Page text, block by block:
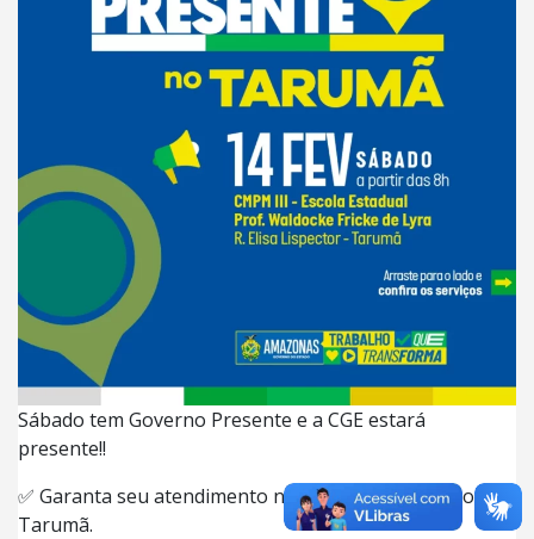
Sábado tem Governo Presente e a CGE estará
presente!!
✅ Garanta seu atendimento nesta edição no bairro do
Tarumã.